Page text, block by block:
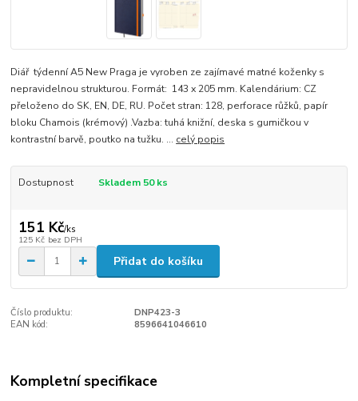
Diář týdenní A5 New Praga je vyroben ze zajímavé matné koženky s
nepravidelnou strukturou. Formát: 143 x 205 mm. Kalendárium: CZ
přeloženo do SK, EN, DE, RU. Počet stran: 128, perforace růžků, papír
bloku Chamois (krémový) .Vazba: tuhá knižní, deska s gumičkou v
kontrastní barvě, poutko na tužku. ... celý popis
Dostupnost Skladem 50 ks
151 Kč/ks
125 Kč bez DPH
Přidat do košíku
Číslo produktu:
DNP423-3
EAN kód:
8596641046610
Kompletní specifikace